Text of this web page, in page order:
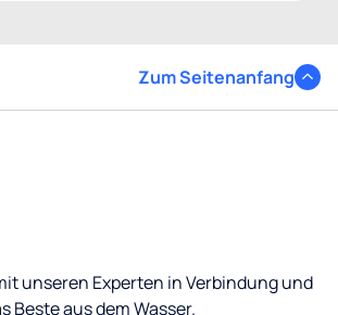
Zum Seitenanfang
unseren Experten in Verbindung und
Beste aus dem Wasser.